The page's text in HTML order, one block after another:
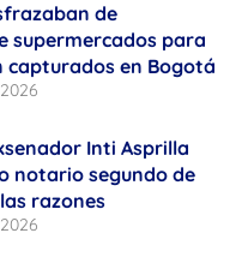
de
supermercados para
capturados en Bogotá
Inti Asprilla
notario segundo de
razones